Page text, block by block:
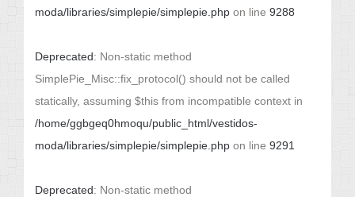
moda/libraries/simplepie/simplepie.php on line 9288
Deprecated: Non-static method
SimplePie_Misc::fix_protocol() should not be called
statically, assuming $this from incompatible context in
/home/ggbgeq0hmoqu/public_html/vestidos-
moda/libraries/simplepie/simplepie.php on line 9291
Deprecated: Non-static method